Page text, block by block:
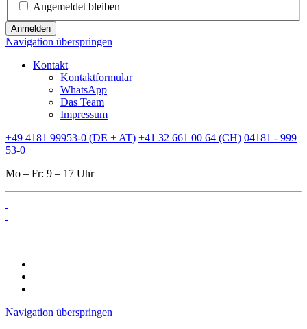
Angemeldet bleiben
Anmelden
Navigation überspringen
Kontakt
Kontaktformular
WhatsApp
Das Team
Impressum
+49 4181 99953-0 (DE + AT) +41 32 661 00 64 (CH) 04181 - 999
53-0
Mo – Fr: 9 – 17 Uhr
Navigation überspringen